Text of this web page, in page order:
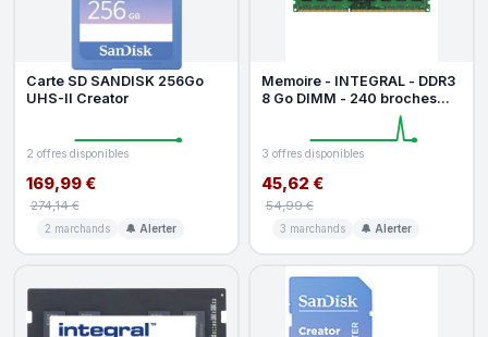
Carte SD SANDISK 256Go
UHS-II Creator
2 offres disponibles
169,99 €
274,14 €
2 marchands 🔔 Alerter
Memoire - INTEGRAL - DDR3
8 Go DIMM - 240 broches
1600 MHz PC3-12800 CL11 -
3 offres disponibles
45,62 €
54,99 €
3 marchands 🔔 Alerter